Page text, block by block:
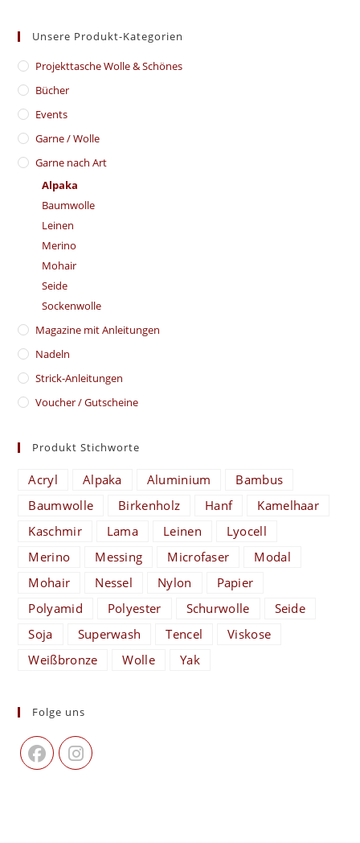
Unsere Produkt-Kategorien
​Projekttasche Wolle & Schönes
Bücher
Events
Garne / Wolle
Garne nach Art
Alpaka
Baumwolle
Leinen
Merino
Mohair
Seide
Sockenwolle
Magazine mit Anleitungen
Nadeln
Strick-Anleitungen
Voucher / Gutscheine
Produkt Stichworte
Acryl Alpaka Aluminium
Bambus
Baumwolle
Birkenholz Hanf
Kamelhaar
Kaschmir
Lama Leinen
Lyocell
Merino
Messing Microfaser
Modal
Mohair
Nessel Nylon
Papier
Polyamid
Polyester Schurwolle
Seide
Soja
Superwash Tencel
Viskose
Weißbronze
Wolle Yak
Folge uns